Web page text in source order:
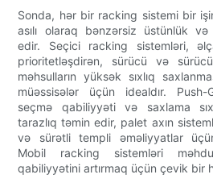
Sonda, hər bir racking sistemi bir
asılı olaraq bənzərsiz üstünlük
edir. Seçici racking sistemləri,
prioritetləşdirən, sürücü və
məhsulların yüksək sıxlıq
müəssisələr üçün idealdır.
seçmə qabiliyyəti və saxlama
tarazlıq təmin edir, palet axın
və sürətli templi əməliyyatlar
Mobil racking sistemləri
qabiliyyətini artırmaq üçün çevik bir